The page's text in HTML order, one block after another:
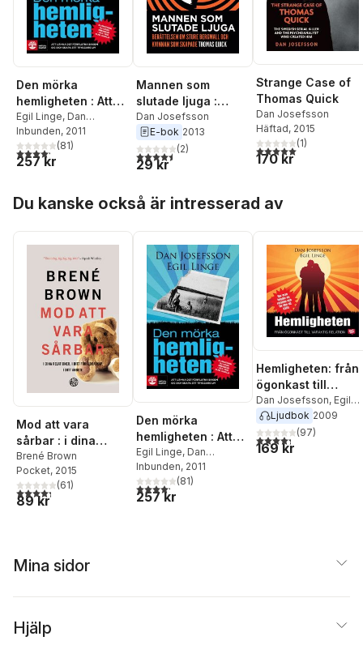
Den mörka
hemligheten : Att
lämna det förflutna
bakom sig och
skapa ett tryggare
liv
Egil Linge, Dan
Josefsson
Inbunden, 2011
4,2utav 5 stjärnor. Totalt antal röster:
(81)
257 kr
Mannen som
slutade ljuga :
Berättelsen om
Sture Bergwall och
kvinnan som
skapade Thomas
Dan Josefsson
E-bok 2013
4,5utav 5 stjärnor. Totalt antal röster:
(2)
29 kr
Strange Case of
Thomas Quick
Dan Josefsson
Häftad, 2015
5,0utav 5 stjärnor.
(1)
170 kr
Du kanske också är intresserad av
Mod att vara
sårbar : i dina
relationer, i ditt
föräldraskap, i ditt
arbete
Brené Brown
Pocket, 2015
4,3utav 5 stjärnor. Totalt antal röster:
(61)
89 kr
Den mörka
hemligheten : Att
lämna det förflutna
bakom sig och
skapa ett tryggare
liv
Egil Linge, Dan
Josefsson
Inbunden, 2011
4,2utav 5 stjärnor. Totalt antal röster:
(81)
257 kr
Hemligheten: från
ögonkast till
varaktig relation
Dan Josefsson, Egil
LingeLjudbok 2009
4,3utav 5 stjärnor.
(97)
169 kr
Mina sidor
Hjälp